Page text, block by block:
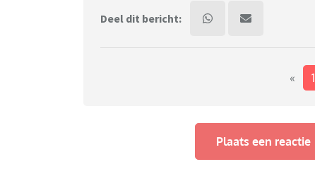
Deel dit bericht:
« 1
Plaats een reactie